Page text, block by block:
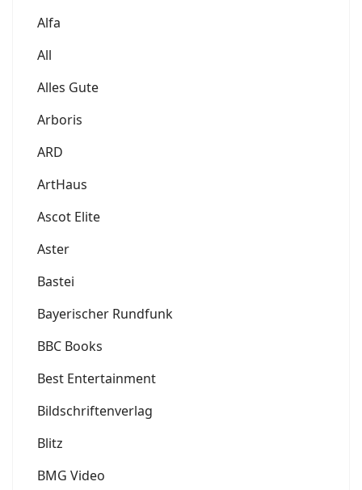
Alfa
All
Alles Gute
Arboris
ARD
ArtHaus
Ascot Elite
Aster
Bastei
Bayerischer Rundfunk
BBC Books
Best Entertainment
Bildschriftenverlag
Blitz
BMG Video